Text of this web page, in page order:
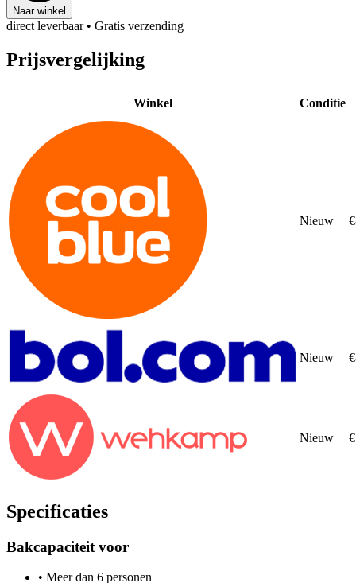
Naar winkel
direct leverbaar • Gratis verzending
Prijsvergelijking
Winkel Conditie
Nieuw
Nieuw
Nieuw
Specificaties
Bakcapaciteit voor
• Meer dan 6 personen